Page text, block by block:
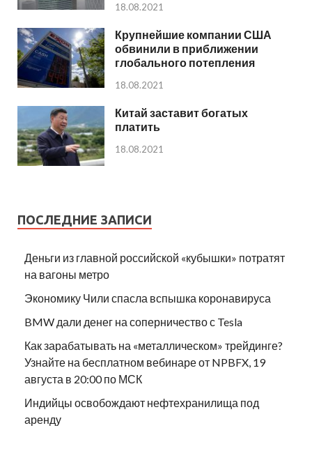
18.08.2021
Крупнейшие компании США
обвинили в приближении
глобального потепления
18.08.2021
Китай заставит богатых
платить
18.08.2021
ПОСЛЕДНИЕ ЗАПИСИ
Деньги из главной российской «кубышки» потратят
на вагоны метро
Экономику Чили спасла вспышка коронавируса
BMW дали денег на соперничество с Tesla
Как зарабатывать на «металлическом» трейдинге?
Узнайте на бесплатном вебинаре от NPBFX, 19
августа в 20:00 по МСК
Индийцы освобождают нефтехранилища под
аренду